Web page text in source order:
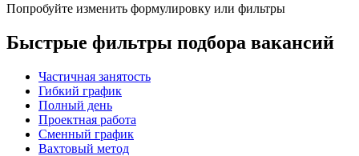
Попробуйте изменить формулировку или фильтры
Быстрые фильтры подбора вакансий
Частичная занятость
Гибкий график
Полный день
Проектная работа
Сменный график
Вахтовый метод